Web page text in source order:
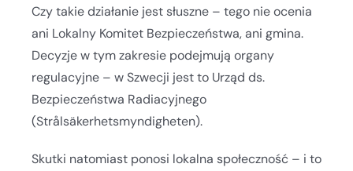
Czy takie działanie jest słuszne – tego nie ocenia
ani Lokalny Komitet Bezpieczeństwa, ani gmina.
Decyzje w tym zakresie podejmują organy
regulacyjne – w Szwecji jest to Urząd ds.
Bezpieczeństwa Radiacyjnego
(Strålsäkerhetsmyndigheten).
Skutki natomiast ponosi lokalna społeczność – i to